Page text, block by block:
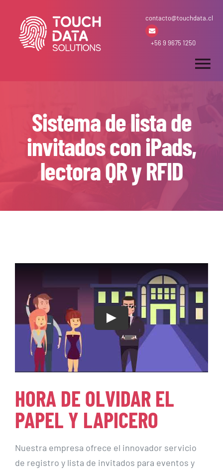
content
contacto@touchdata.cl
+56 9 9675 1250
Arriendo & Venta
Desarrollos
Sistema de lista de
invitados con iPads,
lectora QR y RFID
Play
HORA DE OLVIDAR EL
PAPEL Y LAPICERO
Nuestra empresa ofrece el innovador servicio
de registro y lista de invitados para eventos y